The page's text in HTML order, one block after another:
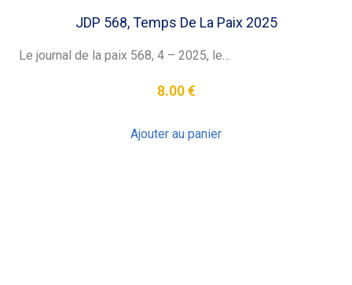
JDP 568, Temps De La Paix 2025
Le journal de la paix 568, 4 – 2025, le…
8.00€
Ajouter au panier